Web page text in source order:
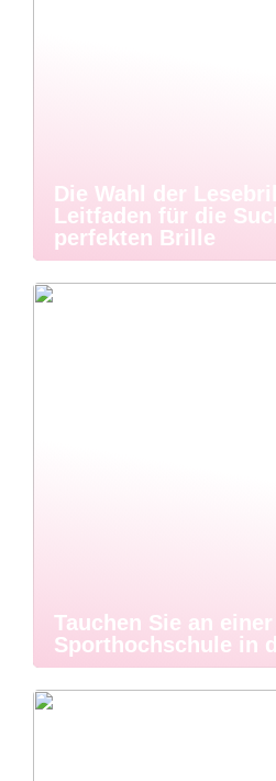
Die Wahl der
Leitfaden für die
perfekten Brille
Tauchen Sie an einer
Sporthochschule in